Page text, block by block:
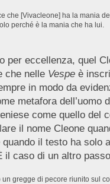
che [Vivacleone] ha la mania
perché è la mania che ha lui.
per eccellenza, quel
che nelle Vespeè
in modo da
metafora dell’uomo
come quello del
il nome Cleone
il testo ha solo
il caso di un altro
gregge di pecore riunito sul